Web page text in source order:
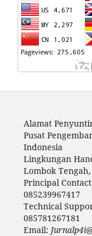
Alamat
Pusat
Indonesia
Lingkungan
Lombok
Principal
085239967417
Technical
085781267181
Email: